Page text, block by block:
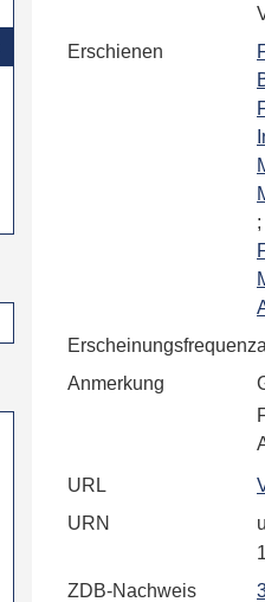
Erschienen
;
Erscheinungsfrequenz
Anmerkung
URL
URN
ZDB-Nachweis